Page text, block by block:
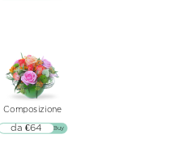
Composizione
▷▷ Buy
da €64